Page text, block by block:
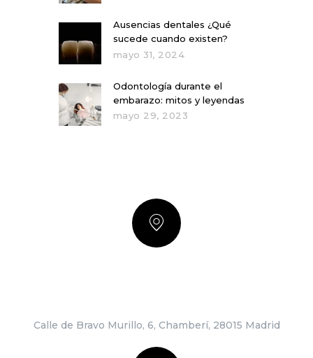
Ausencias dentales ¿Qué
sucede cuando existen?
mayo 31, 2024
Odontología durante el
embarazo: mitos y leyendas
mayo 29, 2023
Calle de Bravo Murillo, 6, Chamberí, 28015 Madrid